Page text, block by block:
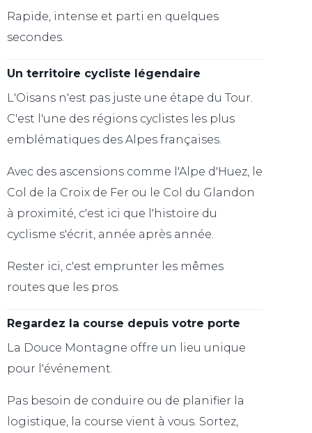
Rapide, intense et parti en quelques
secondes.
Un territoire cycliste légendaire
L'Oisans n'est pas juste une étape du Tour.
C'est l'une des régions cyclistes les plus
emblématiques des Alpes françaises.
Avec des ascensions comme l'Alpe d'Huez, le
Col de la Croix de Fer ou le Col du Glandon
à proximité, c'est ici que l'histoire du
cyclisme s'écrit, année après année.
Rester ici, c'est emprunter les mêmes
routes que les pros.
Regardez la course depuis votre porte
La Douce Montagne offre un lieu unique
pour l'événement.
Pas besoin de conduire ou de planifier la
logistique, la course vient à vous. Sortez,